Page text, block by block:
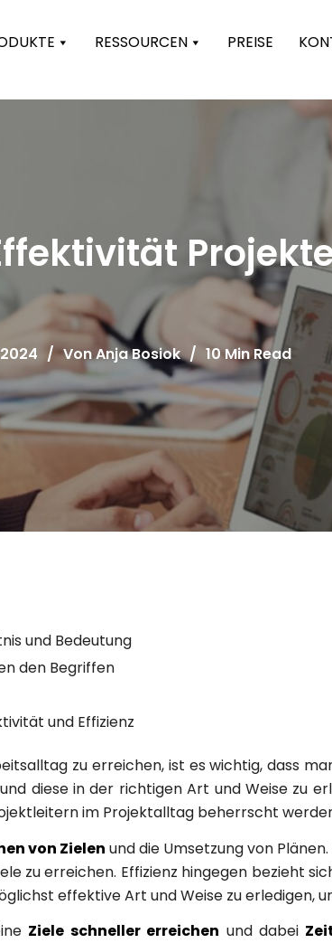
RESSOURCEN PREISE
/ VonAnja Bosiok / 10 Min Read
und Bedeutung
den Begriffen
und Effizienz
zu erreichen, ist es wichtig, dass
diese in der richtigen Art und Weise zu
im Projektalltag beherrscht
von Zielen und die Umsetzung von
zu erreichen. Effizienz hingegen bezieht
effektive Art und Weise zu erledigen,
Ziele schneller erreichen und dabei